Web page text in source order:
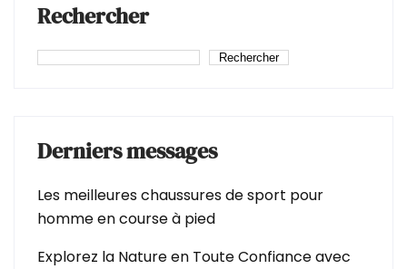
Rechercher
Rechercher
Derniers messages
Les meilleures chaussures de sport pour
homme en course à pied
Explorez la Nature en Toute Confiance avec